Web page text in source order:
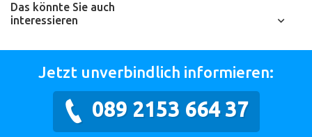
Das könnte Sie auch
interessieren
Jetzt unverbindlich informieren:
089 2153 664 37